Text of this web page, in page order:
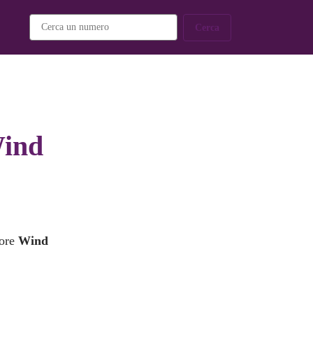
Cerca
Wind